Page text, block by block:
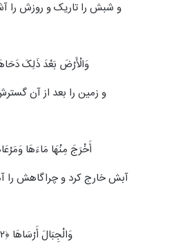
و شبش را تاریک و روزش را
وَالْأَرْضَ بَعْدَ ذَلِکَ دَحَاهَا
و زمین را بعد از آن گسترش
أَخْرَجَ مِنْهَا مَاءَهَا
آبش خارج کرد و چراگاهش را
وَالْجِبَالَ أَرْسَاهَا ﴿۳۲﴾